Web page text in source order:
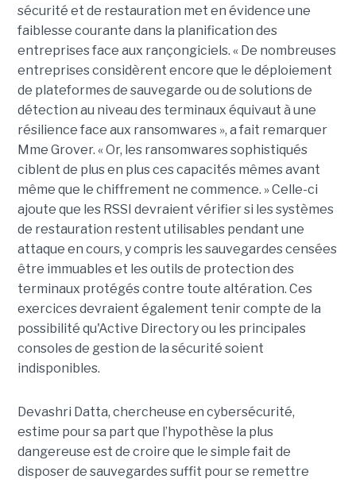
sécurité et de restauration met en évidence une
faiblesse courante dans la planification des
entreprises face aux rançongiciels. « De nombreuses
entreprises considèrent encore que le déploiement
de plateformes de sauvegarde ou de solutions de
détection au niveau des terminaux équivaut à une
résilience face aux ransomwares », a fait remarquer
Mme Grover. « Or, les ransomwares sophistiqués
ciblent de plus en plus ces capacités mêmes avant
même que le chiffrement ne commence. » Celle-ci
ajoute que les RSSI devraient vérifier si les systèmes
de restauration restent utilisables pendant une
attaque en cours, y compris les sauvegardes censées
être immuables et les outils de protection des
terminaux protégés contre toute altération. Ces
exercices devraient également tenir compte de la
possibilité qu'Active Directory ou les principales
consoles de gestion de la sécurité soient
indisponibles.
Devashri Datta, chercheuse en cybersécurité,
estime pour sa part que l’hypothèse la plus
dangereuse est de croire que le simple fait de
disposer de sauvegardes suffit pour se remettre